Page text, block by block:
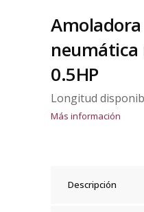
Amoladora
neumática
0.5HP
Longitud
Más información
Descripción